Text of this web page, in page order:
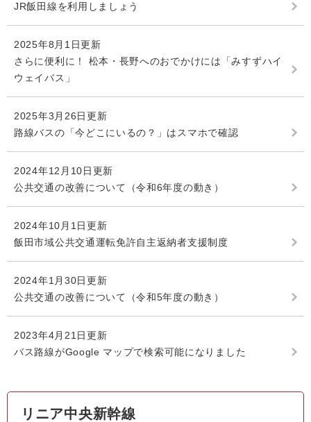
JR飯田線を利用しましょう
2025年8月1日更新
さらに便利に！ 松本・長野へのおでかけには「みすずハイ
ウェイバス」
2025年3月26日更新
路線バスの「今どこにいるの？」はスマホで確認
2024年12月10日更新
公共交通の改善について（令和6年度の動き）
2024年10月1日更新
飯田市域公共交通運転免許自主返納者支援制度
2024年1月30日更新
公共交通の改善について（令和5年度の動き）
2023年4月21日更新
バス路線がGoogle マップで検索可能になりました
リニア中央新幹線